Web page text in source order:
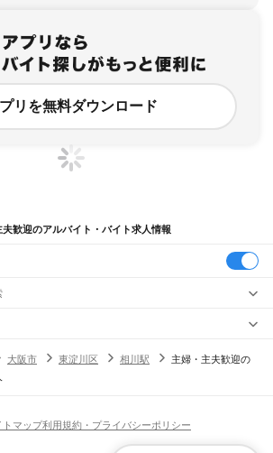
リを無料ダウンロード
歓迎のアルバイト・バイト求人情報
べて
スタッフ
大阪市 東淀川区 相川駅
主婦・主夫歓迎の
トマップ利用規約・プライバシーポリシー